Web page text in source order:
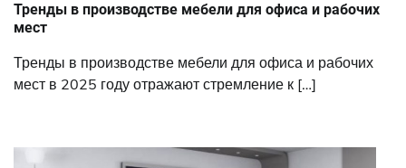
Тренды в производстве мебели для офиса и рабочих
мест
Тренды в производстве мебели для офиса и рабочих
мест в 2025 году отражают стремление к […]